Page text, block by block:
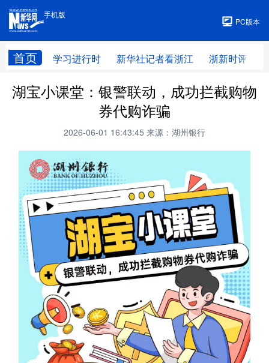
手机版
PC版本
首页 学习进行时 新华社记者看浙江 浙新时评
手机版
湖宝小课堂：银警联动，成功拦截购物
券代购诈骗
2026-06-01 16:43:45 来源：湖州银行